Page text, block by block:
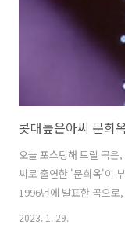
오늘 포스팅해 드릴 곡
씨로 출연한 '문희옥'이
1996년에 발표한 곡으
편을 향한 속내를 가사로
2023. 1. 29.